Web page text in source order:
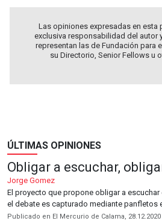
Las opiniones expresadas en esta
exclusiva responsabilidad del autor
representan las de Fundación para
su Directorio, Senior Fellows u
ÚLTIMAS OPINIONES
Obligar a escuchar,
Jorge Gomez
El proyecto que propone obligar a
el debate es capturado mediante panfletos
Publicado en El Mercurio de Calama, 28.12.2020